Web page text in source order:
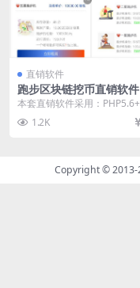
直销软件
跑步区块链挖币直销软
系统 直销管理软件
本套直销软件采用：
QL开发，是一套跑步区块链
销软件，可...
1.2K
Copyright © 2013-